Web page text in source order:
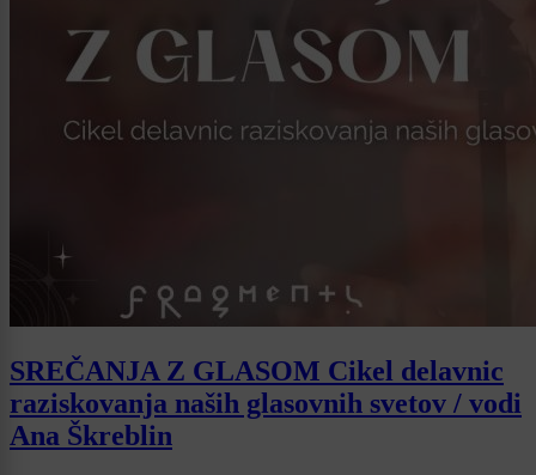
SREČANJA Z GLASOM Cikel delavnic
raziskovanja naših glasovnih svetov / vodi
Ana Škreblin